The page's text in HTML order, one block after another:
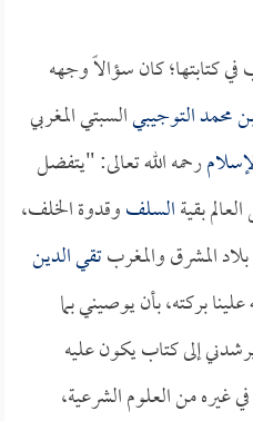
في كتابتها؛ كان سؤالاً وجهه
محمد التوجيبيالسبتي المغربي
رحمه الله تعالى: "يتفضل
بقيةالسلفوقدوة الخلف،
المشرق والمغربتقي الدين
علينا بركته، بأن يوصيني بما
إلى كتاب يكون عليه
غيره من العلوم الشرعية،